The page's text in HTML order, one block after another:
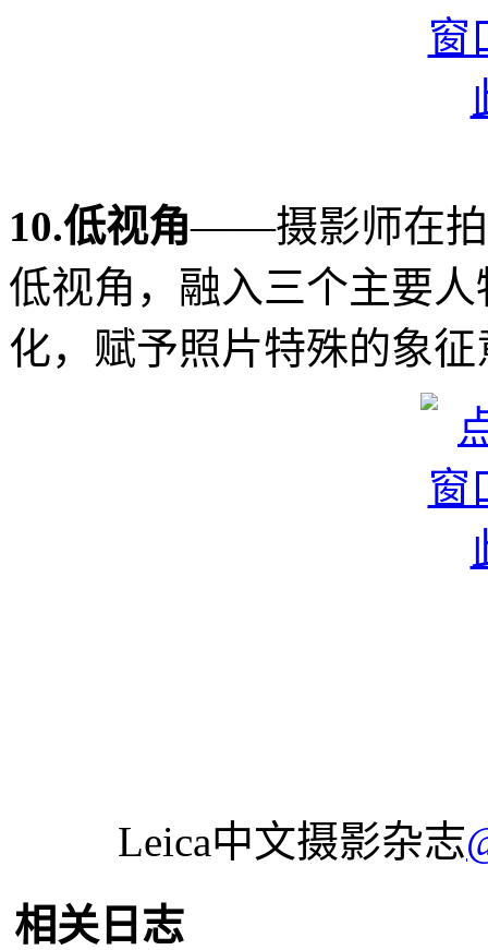
10.低视角——摄影师在拍
低视角，融入三个主要
化，赋予照片特殊的象征
Leica中文摄影杂志
相关日志